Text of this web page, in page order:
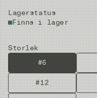
Lagerstatus
Finns i lager
Storlek
#6
#12